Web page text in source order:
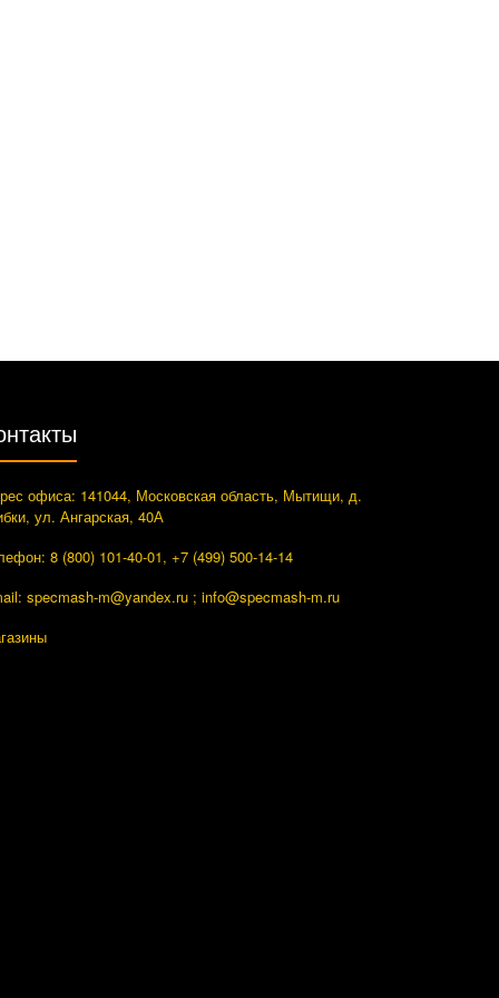
офиса: 141044, Московская область, Мытищи, д.
ул. Ангарская, 40А
8 (800) 101-40-01, +7 (499) 500-14-14
specmash-m@yandex.ru ; info@specmash-m.ru